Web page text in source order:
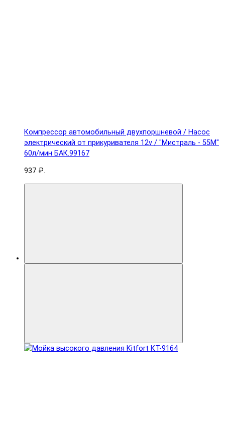
Компрессор автомобильный двухпоршневой / Насос
электрический от прикуривателя 12v / "Мистраль - 55М"
60л/мин БАК.99167
937 ₽.